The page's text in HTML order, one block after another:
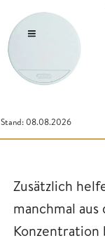
Stand: 08.08.2026
Zusätzlich
manchmal